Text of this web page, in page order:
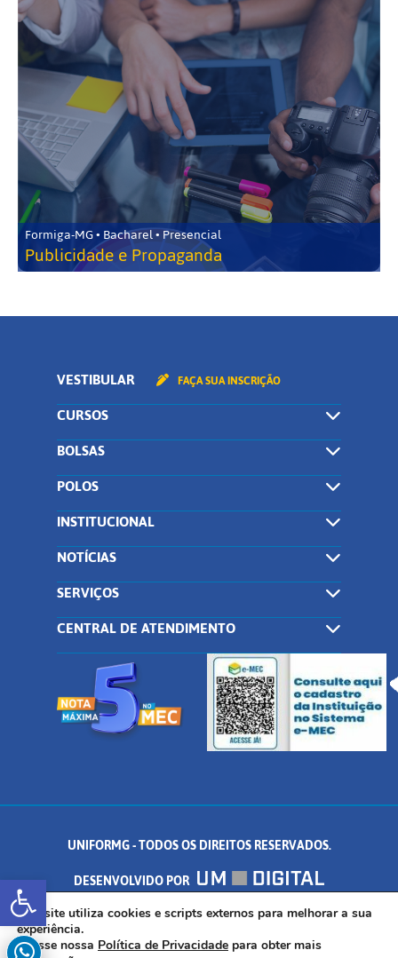
Abrir a barra de ferramentas
Formiga-MG • Bacharel • Presencial
Publicidade e Propaganda
VESTIBULAR FAÇA SUA INSCRIÇÃO
CURSOS
BOLSAS
POLOS
INSTITUCIONAL
NOTÍCIAS
SERVIÇOS
CENTRAL DE ATENDIMENTO
UNIFORMG - TODOS OS DIREITOS RESERVADOS.
DESENVOLVIDO POR
AV. DR. ARNALDO DE SENNA, 328 - PALMEIRAS, FORMIGA/MG - CEP:
35.574.530
Este site utiliza cookies e scripts externos para melhorar a sua
experiência.
Acesse nossa Política de Privacidade para obter mais